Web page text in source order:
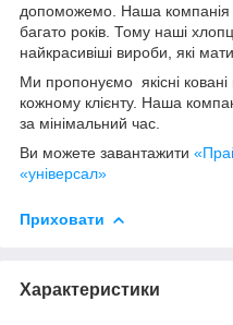
допоможемо. Наша компанія
багато років. Тому наші
найкрасивіші вироби, які
Ми пропонуємо якісні ковані
кожному клієнту. Наша
за мінімальний час.
Ви можете завантажити
«універсал»
Приховати
Характеристики